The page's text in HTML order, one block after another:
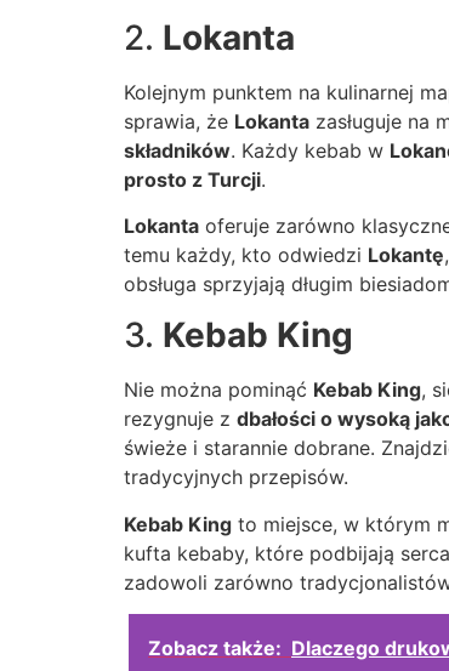
2. Lokanta
Kolejnym punktem na kulinarnej
sprawia, że Lokanta zasługuje na
składników. Każdy kebab w
prosto z Turcji.
Lokanta oferuje zarówno
temu każdy, kto odwiedzi Lokantę
obsługa sprzyjają długim
3. Kebab King
Nie można pominąć Kebab King,
rezygnuje z dbałości o wysoką
świeże i starannie dobrane.
tradycyjnych przepisów.
Kebab King to miejsce, w którym
kufta kebaby, które podbijają
zadowoli zarówno
Zobacz także: Dlaczego